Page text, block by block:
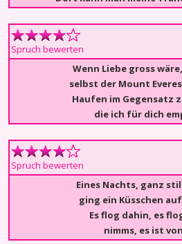
Spruch bewerten
Wenn Liebe gross
selbst der Mount
Haufen im Gegensatz
die ich für dich
Spruch bewerten
Eines Nachts, ganz
ging ein Küsschen
Es flog dahin, es
nimms, es ist